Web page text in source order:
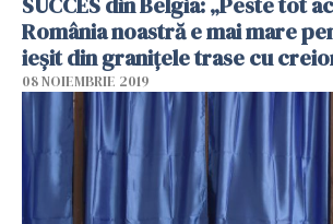
România noastră e mai mare
ieșit din granițele trase cu
08 NOIEMBRIE 2019